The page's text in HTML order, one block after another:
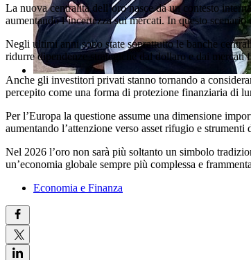
La nuova centralità dell’oro nasce da un contesto
aumentando l’incertezza sui mercati. In questo
Negli ultimi anni sono state soprattutto le banche
ridurre dipendenze strategiche dal dollaro e dai
Anche gli investitori privati stanno tornando a
percepito come una forma di protezione finanziaria di
Per l’Europa la questione assume una dimensione
aumentando l’attenzione verso asset rifugio e
Nel 2026 l’oro non sarà più soltanto un simbolo
un’economia globale sempre più complessa e
Economia e Finanza